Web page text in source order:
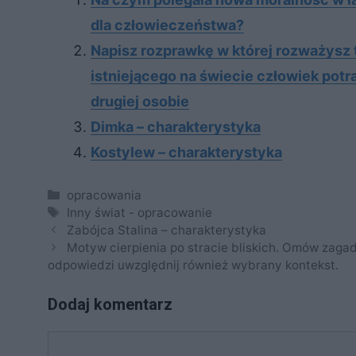
dla człowieczeństwa?
Napisz rozprawkę w której rozważysz
istniejącego na świecie człowiek
drugiej osobie
Dimka – charakterystyka
Kostylew – charakterystyka
Kategorie
opracowania
Tagi
Inny świat - opracowanie
Zabójca Stalina – charakterystyka
Motyw cierpienia po stracie bliskich. Omów
odpowiedzi uwzględnij również wybrany kontekst.
Dodaj komentarz